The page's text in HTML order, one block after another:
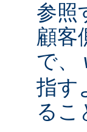
参照
顧客
で、
指す
るこ